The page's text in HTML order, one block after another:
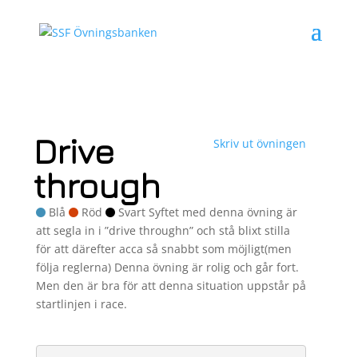
Skriv ut övningen
Drive
through
Blå Röd
Svart Syftet med denna övning är
att segla in i ”drive throughn” och stå blixt stilla
för att därefter acca så snabbt som möjligt(men
följa reglerna) Denna övning är rolig och går fort.
Men den är bra för att denna situation uppstår på
startlinjen i race.